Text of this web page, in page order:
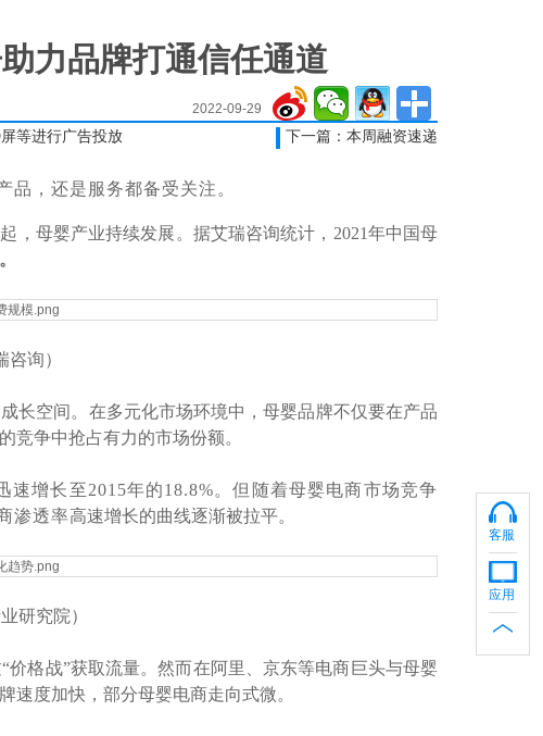
力品牌打通信任通道
2022-09-29
等进行广告投放 下一篇：本周融资速递
，还是服务都备受关注。
，母婴产业持续发展。据艾瑞咨询统计，2021年中国母
咨询）
长空间。在多元化市场环境中，母婴品牌不仅要在产品
竞争中抢占有力的市场份额。
速增长至2015年的18.8%。但随着母婴电商市场竞争
渗透率高速增长的曲线逐渐被拉平。
研究院）
格战”获取流量。然而在阿里、京东等电商巨头与母婴
速度加快，部分母婴电商走向式微。
客服
应用